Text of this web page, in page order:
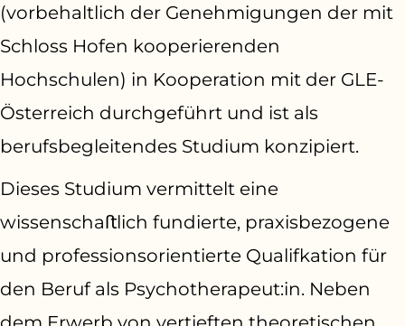
(vorbehaltlich der Genehmigungen der mit
Schloss Hofen kooperierenden
Hochschulen) in Kooperation mit der GLE-
Österreich durchgeführt und ist als
berufsbegleitendes Studium konzipiert.
Dieses Studium vermittelt eine
wissenschaﬅlich fundierte, praxisbezogene
und professionsorientierte Qualifkation für
den Beruf als Psychotherapeut:in. Neben